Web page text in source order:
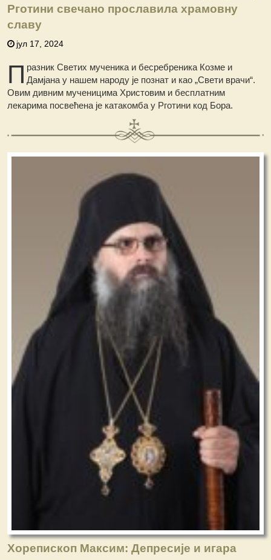
Рготини свечано прославила храмовну
славу
јул 17, 2024
П разник Светих мученика и бесребреника Козме и
Дамјана у нашем народу је познат и као „Свети врачи“.
Овим дивним мученицима Христовим и бесплатним
лекарима посвећена је катакомба у Рготини код Бора.
Хорепископ Максим: Депресије и игара